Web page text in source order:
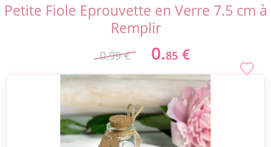
Livraison point relais gratuit dès 89 € ! *
Payez votre commande en 4X sans frais
Petite Fiole Eprouvette en Verre 7.5 cm à
Remplir
0.99 € 0.85 €